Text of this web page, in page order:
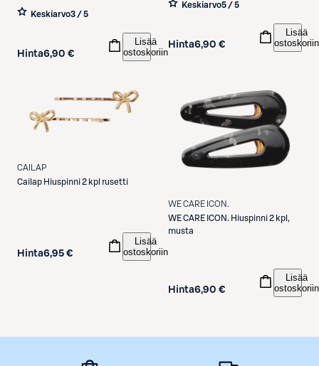
Keskiarvo3 / 5
Hinta6,90 €
Lisää
ostoskoriin
Keskiarvo5 / 5
Hinta6,90 €
Lisää
ostoskoriin
CAILAP
Cailap Hiuspinni 2 kpl rusetti
Hinta6,95 €
Lisää
ostoskoriin
WE CARE ICON.
WE CARE ICON. Hiuspinni 2 kpl,
musta
Hinta6,90 €
Lisää
ostoskoriin